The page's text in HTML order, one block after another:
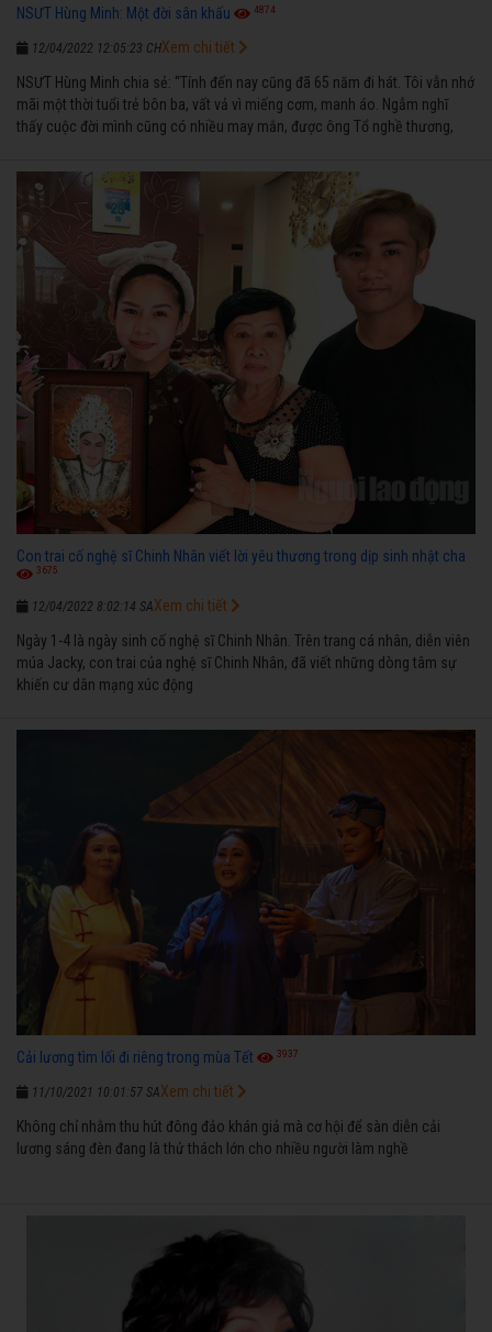
NSƯT Hùng Minh: Một đời sân khấu 4874
12/04/2022 12:05:23 CH
NSƯT Hùng Minh chia sẻ: “Tính đến nay cũng đã 65 năm đi hát. Tôi vẫn nhớ
mãi một thời tuổi trẻ bôn ba, vất vả vì miếng cơm, manh áo. Ngẫm nghĩ
thấy cuộc đời mình cũng có nhiều may mắn, được ông Tổ nghề thương,
ngược nhận được những cơ may để từng bước thành danh với nghiệp ca
diễn”.
Xem chi tiết
Con trai cố nghệ sĩ Chinh Nhân viết lời yêu thương trong dịp sinh nhật cha
3675
12/04/2022 8:02:14 SA
Ngày 1-4 là ngày sinh cố nghệ sĩ Chinh Nhân. Trên trang cá nhân, diễn viên
múa Jacky, con trai của nghệ sĩ Chinh Nhân, đã viết những dòng tâm sự
khiến cư dân mạng xúc động
Xem chi tiết
Cải lương tìm lối đi riêng trong mùa Tết 3937
11/10/2021 10:01:57 SA
Không chỉ nhằm thu hút đông đảo khán giả mà cơ hội để sàn diễn cải
lương sáng đèn đang là thử thách lớn cho nhiều người làm nghề
Xem chi tiết